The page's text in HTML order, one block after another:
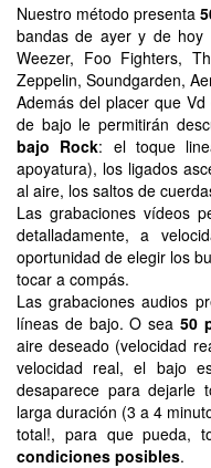
Nuestro método presenta
bandas de ayer y de hoy
Weezer, Foo Fighters,
Zeppelin, Soundgarden,
Además del placer que
de bajo le permitirán
bajo Rock: el toque
apoyatura), los ligados
al aire, los saltos de
Las grabaciones vídeos
detalladamente, a
oportunidad de elegir los
tocar a compás.
Las grabaciones audios
líneas de bajo. O sea 50
aire deseado (velocidad
velocidad real, el bajo
desaparece para dejarle
larga duración (3 a 4
total!, para que pueda,
condiciones posibles.